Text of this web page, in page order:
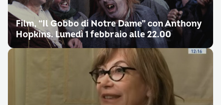
Film, “Il Gobbo di Notre Dame” con Anthony
Hopkins. Lunedì 1 febbraio alle 22.00